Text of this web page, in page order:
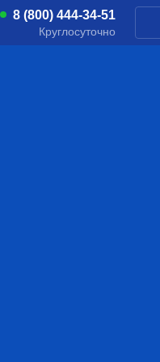
8 (800) 444-34-51
Круглосуточно